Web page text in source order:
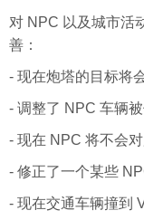
对 NPC 以及城市活
善：
- 现在炮塔的目标将
- 调整了 NPC 车辆被
- 现在 NPC 将不会
- 修正了一个某些
- 现在交通车辆撞到